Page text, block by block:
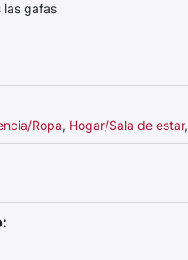
las gafas
Ropa, Hogar/Sala de estar,